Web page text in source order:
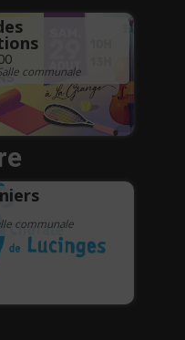
communale
communale